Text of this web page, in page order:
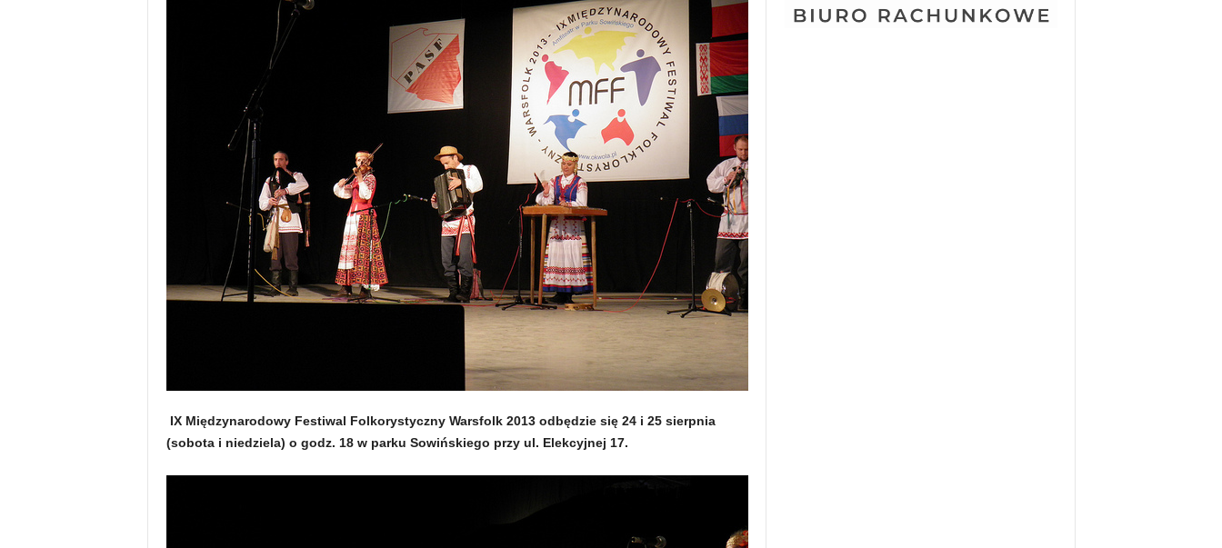
IX Międzynarodowy Festiwal Folkorystyczny Warsfolk 2013 odbędzie się 24 i 25 sierpnia
(sobota i niedziela) o godz. 18 w parku Sowińskiego przy ul. Elekcyjnej 17.